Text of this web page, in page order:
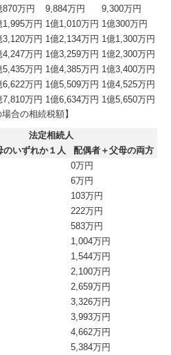
870万円 9,884万円
9,300万円
1,995万円 1億1,010万円 1億300万円
3,120万円 1億2,134万円 1億1,300万円
4,247万円 1億3,259万円 1億2,300万円
5,435万円 1億4,385万円 1億3,400万円
6,622万円 1億5,509万円 1億4,525万円
7,810万円 1億6,634万円 1億5,650万円
合の相続税額】
法定相続人
のいずれか１人
配偶者＋父母の両方
0万円
6万円
103万円
222万円
583万円
1,004万円
1,544万円
2,100万円
2,659万円
3,326万円
3,993万円
4,662万円
5,384万円